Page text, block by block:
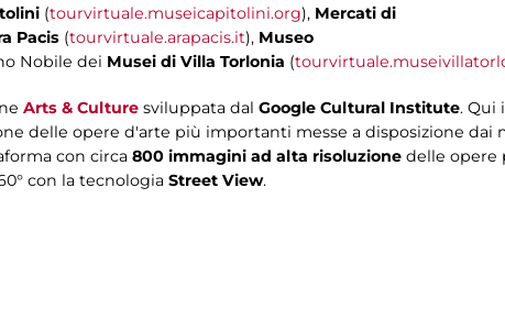
(tourvirtuale.museicapitolini.org), Mercati di
Pacis (tourvirtuale.arapacis.it), Museo
Nobile dei Musei di Villa Torlonia (
Arts & Culture sviluppata dal Google Cultural Institute. Qui
delle opere d'arte più importanti messe a disposizione dai
con circa 800 immagini ad alta risoluzione delle opere
con la tecnologia Street View.